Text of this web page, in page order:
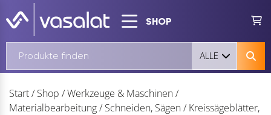
SHOP
ALLE
Start/ Shop /Werkzeuge & Maschinen/
Materialbearbeitung/ Schneiden, Sägen/ Kreissägeblätter,